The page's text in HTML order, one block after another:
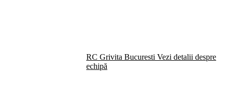
RC Grivita Bucuresti Vezi detalii despre
echipă